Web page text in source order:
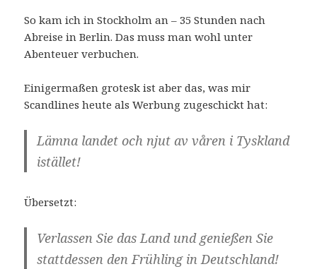
So kam ich in Stockholm an – 35 Stunden nach
Abreise in Berlin. Das muss man wohl unter
Abenteuer verbuchen.
Einigermaßen grotesk ist aber das, was mir
Scandlines heute als Werbung zugeschickt hat:
Lämna landet och njut av våren i Tyskland
istället!
Übersetzt:
Verlassen Sie das Land und genießen Sie
stattdessen den Frühling in Deutschland!